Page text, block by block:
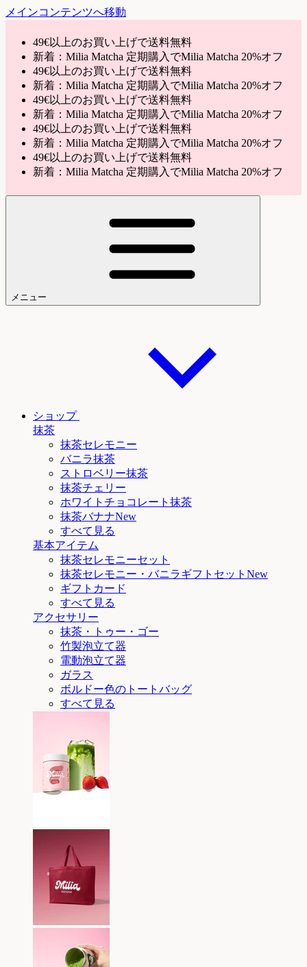
メインコンテンツへ移動
49€以上のお買い上げで送料無料
新着：Milia Matcha 定期購入でMilia Matcha 20%オフ
49€以上のお買い上げで送料無料
新着：Milia Matcha 定期購入でMilia Matcha 20%オフ
49€以上のお買い上げで送料無料
新着：Milia Matcha 定期購入でMilia Matcha 20%オフ
49€以上のお買い上げで送料無料
新着：Milia Matcha 定期購入でMilia Matcha 20%オフ
49€以上のお買い上げで送料無料
新着：Milia Matcha 定期購入でMilia Matcha 20%オフ
メニュー
ショップ
抹茶
抹茶セレモニー
バニラ抹茶
ストロベリー抹茶
抹茶チェリー
ホワイトチョコレート抹茶
抹茶バナナNew
すべて見る
基本アイテム
抹茶セレモニーセット
抹茶セレモニー ・バニラギフトセットNew
ギフトカード
すべて見る
アクセサリー
抹茶・トゥー・ゴー
竹製泡立て器
電動泡立て器
ガラス
ボルドー色のトートバッグ
すべて見る